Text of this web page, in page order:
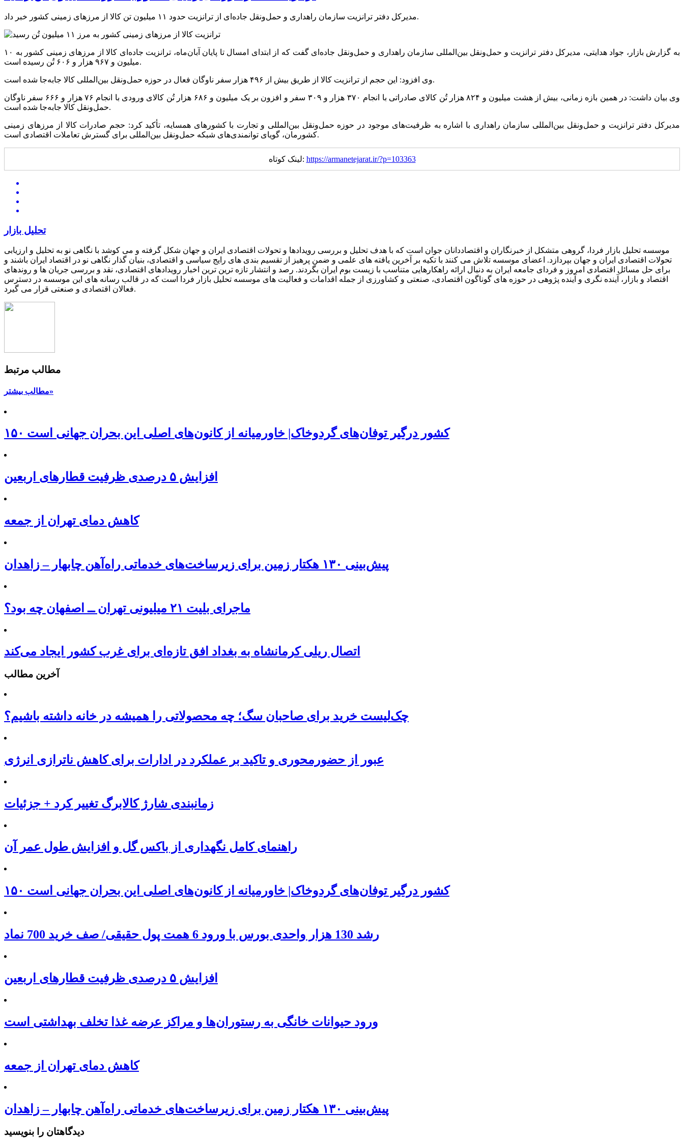
مدیرکل دفتر ترانزیت سازمان راهداری و حمل‌ونقل جاده‌ای از ترانزیت حدود ۱۱ میلیون تن کالا از مرزهای زمینی کشور خبر داد.
به گزارش بازار، جواد هدایتی، مدیرکل دفتر ترانزیت و حمل‌ونقل بین‌المللی سازمان راهداری و حمل‌ونقل جاده‌ای گفت که از ابتدای امسال تا پایان آبان‌ماه، ترانزیت جاده‌ای کالا از مرزهای زمینی کشور به ۱۰
میلیون و ۹۶۷ هزار و ۶۰۶ تُن رسیده است.
وی افزود: این حجم از ترانزیت کالا از طریق بیش از ۴۹۶ هزار سفر ناوگان فعال در حوزه حمل‌ونقل بین‌المللی کالا جابه‌جا شده است.
وی بیان داشت: در همین بازه زمانی، بیش از هشت میلیون و ۸۲۴ هزار تُن کالای صادراتی با انجام ۳۷۰ هزار و ۳۰۹ سفر و افزون بر یک میلیون و ۶۸۶ هزار تُن کالای ورودی با انجام ۷۶ هزار و ۶۶۶ سفر ناوگان
حمل‌ونقل کالا جابه‌جا شده است.
مدیرکل دفتر ترانزیت و حمل‌ونقل بین‌المللی سازمان راهداری با اشاره به ظرفیت‌های موجود در حوزه حمل‌ونقل بین‌المللی و تجارت با کشورهای همسایه، تأکید کرد: حجم صادرات کالا از مرزهای زمینی
کشورمان، گویای توانمندی‌های شبکه حمل‌ونقل بین‌المللی برای گسترش تعاملات اقتصادی است.
لینک کوتاه: https://armanetejarat.ir/?p=103363
تحلیل بازار
موسسه تحلیل بازار فردا، گروهی متشکل از خبرنگاران و اقتصاددانان جوان است که با هدف تحلیل و بررسی رویدادها و تحولات اقتصادی ایران و جهان شکل گرفته و می کوشد با نگاهی نو به تحلیل و ارزیابی
تحولات اقتصادی ایران و جهان بپردازد. اعضای موسسه تلاش می کنند با تکیه بر آخرین یافته های علمی و ضمن پرهیز از تقسیم بندی های رایج سیاسی و اقتصادی، بنیان گذار نگاهی نو در اقتصاد ایران باشند و
برای حل مسائل اقتصادی امروز و فردای جامعه ایران به دنبال ارائه راهکارهایی متناسب با زیست بوم ایران بگردند. رصد و انتشار تازه ترین ترین اخبار رویدادهای اقتصادی، نقد و بررسی جریان ها و روندهای
اقتصاد و بازار، آینده نگری و آینده پژوهی در حوزه های گوناگون اقتصادی، صنعتی و کشاورزی از جمله اقدامات و فعالیت های موسسه تحلیل بازار فردا است که در قالب رسانه های این موسسه در دسترس
فعالان اقتصادی و صنعتی قرار می گیرد.
مطالب مرتبط
مطالب بیشتر»
۱۵۰ کشور درگیر توفان‌های گردوخاک| خاورمیانه از کانون‌های اصلی این بحران جهانی است
افزایش ۵ درصدی ظرفیت قطارهای اربعین
کاهش دمای تهران از جمعه
پیش‌بینی ۱۳۰ هکتار زمین برای زیرساخت‌های خدماتی راه‌آهن چابهار – زاهدان
ماجرای بلیت ۲۱ میلیونی تهران ــ اصفهان چه بود؟
اتصال ریلی کرمانشاه به بغداد افق تازه‌ای برای غرب کشور ایجاد می‌کند
آخرین مطالب
چک‌لیست خرید برای صاحبان سگ؛ چه محصولاتی را همیشه در خانه داشته باشیم؟
عبور از حضورمحوری و تاکید بر عملکرد در ادارات برای کاهش ناترازی انرژی
زمانبندی شارژ کالابرگ تغییر کرد + جزئیات
راهنمای کامل نگهداری از باکس گل و افزایش طول عمر آن
۱۵۰ کشور درگیر توفان‌های گردوخاک| خاورمیانه از کانون‌های اصلی این بحران جهانی است
رشد 130 هزار واحدی بورس با ورود 6 همت پول حقیقی/ صف خرید 700 نماد
افزایش ۵ درصدی ظرفیت قطارهای اربعین
ورود حیوانات خانگی به رستوران‌ها و مراکز عرضه غذا تخلف بهداشتی است
کاهش دمای تهران از جمعه
پیش‌بینی ۱۳۰ هکتار زمین برای زیرساخت‌های خدماتی راه‌آهن چابهار – زاهدان
دیدگاهتان را بنویسید